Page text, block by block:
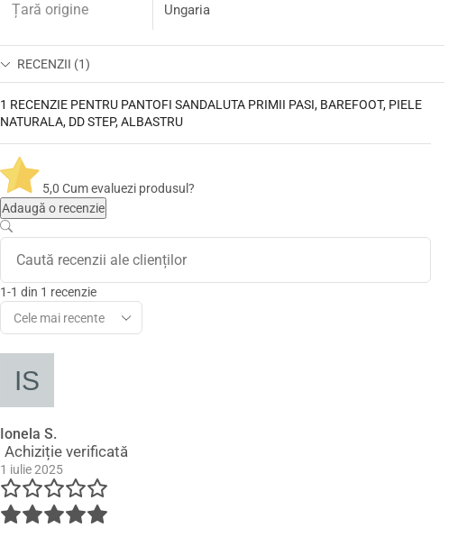
Țară origine Ungaria
RECENZII (1)
1 RECENZIE PENTRU PANTOFI SANDALUTA PRIMII PASI, BAREFOOT, PIELE
NATURALA, DD STEP, ALBASTRU
5,0Cum evaluezi produsul?
Adaugă o recenzie
1-1 din 1 recenzie
Ionela S.
Achiziție verificată
1 iulie 2025